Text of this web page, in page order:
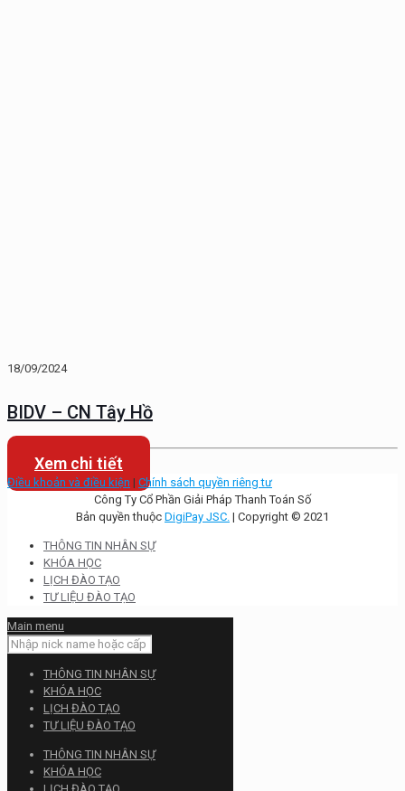
18/09/2024
BIDV – CN Tây Hồ
Xem chi tiết
Điều khoản và điều kiện | Chính sách quyền riêng tư
Công Ty Cổ Phần Giải Pháp Thanh Toán Số
Bản quyền thuộc DigiPay JSC. | Copyright © 2021
THÔNG TIN NHÂN SỰ
KHÓA HỌC
LỊCH ĐÀO TẠO
TƯ LIỆU ĐÀO TẠO
Main menu
THÔNG TIN NHÂN SỰ
KHÓA HỌC
LỊCH ĐÀO TẠO
TƯ LIỆU ĐÀO TẠO
THÔNG TIN NHÂN SỰ
KHÓA HỌC